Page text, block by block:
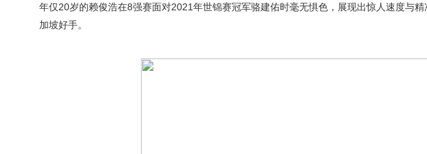
年仅20岁的赖俊浩在8强赛面对2021年世锦赛冠军骆建佑时毫无惧色，展现出惊人速度与
加坡好手。